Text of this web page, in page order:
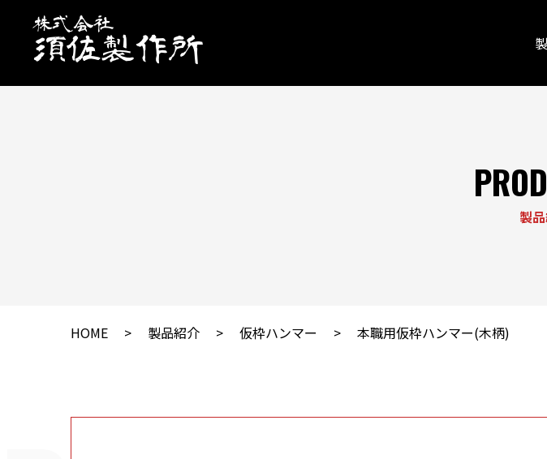
製
HOME 製品紹介 仮枠ハンマー 本職用仮枠ハンマー(木柄)